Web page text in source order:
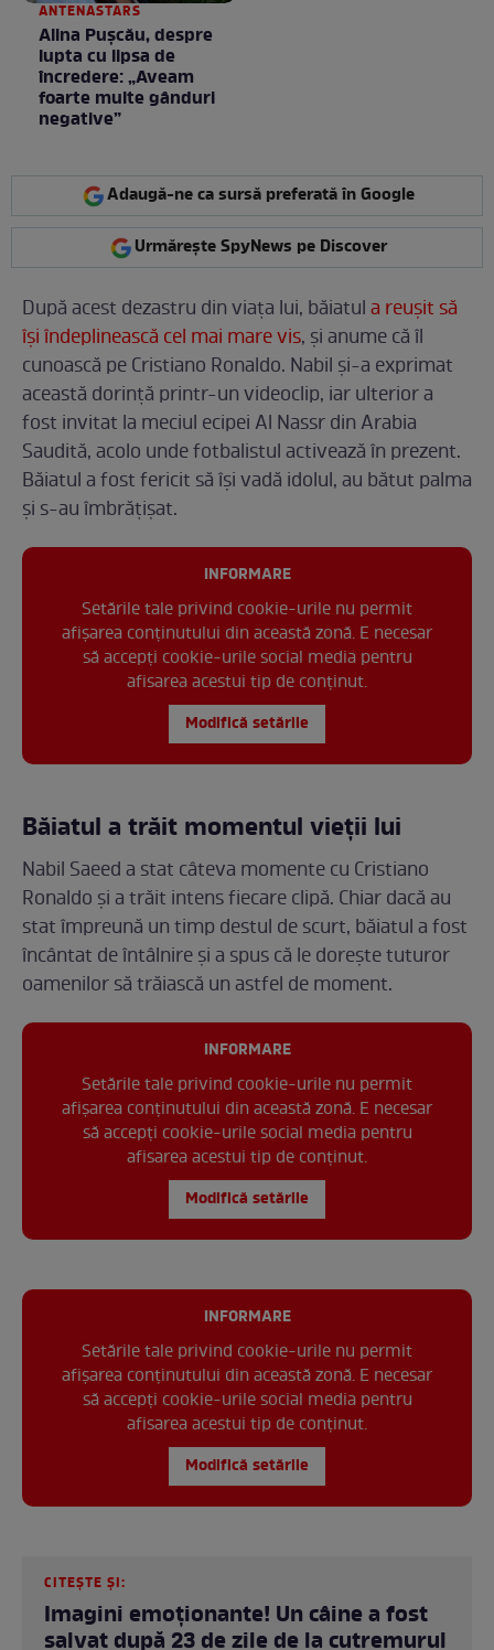
ANTENASTARS
Alina Pușcău, despre
lupta cu lipsa de
încredere: „Aveam
foarte multe gânduri
negative”
Adaugă-ne ca sursă preferată în Google
Urmărește SpyNews pe Discover
După acest dezastru din viața lui, băiatula reușit să
își îndeplinească cel mai mare vis, și anume că îl
cunoască pe Cristiano Ronaldo. Nabil și-a exprimat
această dorință printr-un videoclip, iar ulterior a
fost invitat la meciul ecipei Al Nassr din Arabia
Saudită, acolo unde fotbalistul activează în prezent.
Băiatul a fost fericit să își vadă idolul, au bătut palma
și s-au îmbrățișat.
INFORMARE
Setările tale privind cookie-urile nu permit
afișarea conținutului din această zonă. E necesar
să accepți cookie-urile social media pentru
afisarea acestui tip de conținut.
Modifică setările
Băiatul a trăit momentul vieții lui
Nabil Saeed a stat câteva momente cu Cristiano
Ronaldo și a trăit intens fiecare clipă. Chiar dacă au
stat împreună un timp destul de scurt, băiatul a fost
încântat de întâlnire și a spus că le dorește tuturor
oamenilor să trăiască un astfel de moment.
INFORMARE
Setările tale privind cookie-urile nu permit
afișarea conținutului din această zonă. E necesar
să accepți cookie-urile social media pentru
afisarea acestui tip de conținut.
Modifică setările
INFORMARE
Setările tale privind cookie-urile nu permit
afișarea conținutului din această zonă. E necesar
să accepți cookie-urile social media pentru
afisarea acestui tip de conținut.
Modifică setările
CITEȘTE ȘI:
Imagini emoționante! Un câine a fost
salvat după 23 de zile de la cutremurul